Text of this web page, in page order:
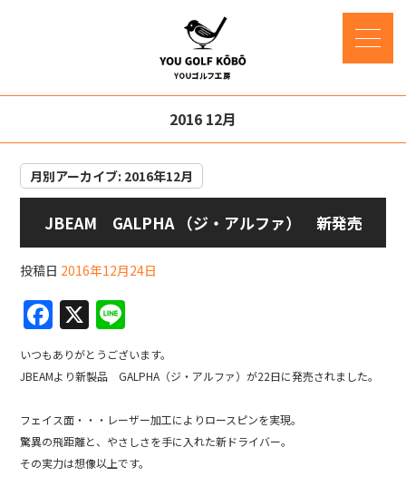
2016 12月
月別アーカイブ: 2016年12月
JBEAM GALPHA （ジ・アルファ） 新発売
投稿日 2016年12月24日
F
a
c
b
o
X
n
e
いつもありがとうございます。
JBEAMより新製品 GALPHA（ジ・アルファ）が22日に発売されました。
フェイス面・・・レーザー加工によりロースピンを実現。
驚異の飛距離と、やさしさを手に入れた新ドライバー。
その実力は想像以上です。